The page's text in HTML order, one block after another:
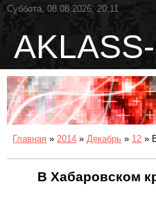
Суббота, 08.08.2026, 20:11
Главная » 2014 » Декабрь » 12 »
В Хабаровском